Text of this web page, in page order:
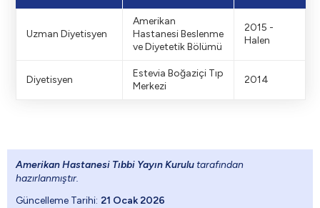
Uzman Diyetisyen
Amerikan
Hastanesi Beslenme
ve Diyetetik Bölümü
2015 -
Halen
Diyetisyen
Estevia Boğaziçi Tıp
Merkezi
2014
Amerikan Hastanesi Tıbbi Yayın Kurulu tarafından
hazırlanmıştır.
Güncelleme Tarihi: 21 Ocak 2026